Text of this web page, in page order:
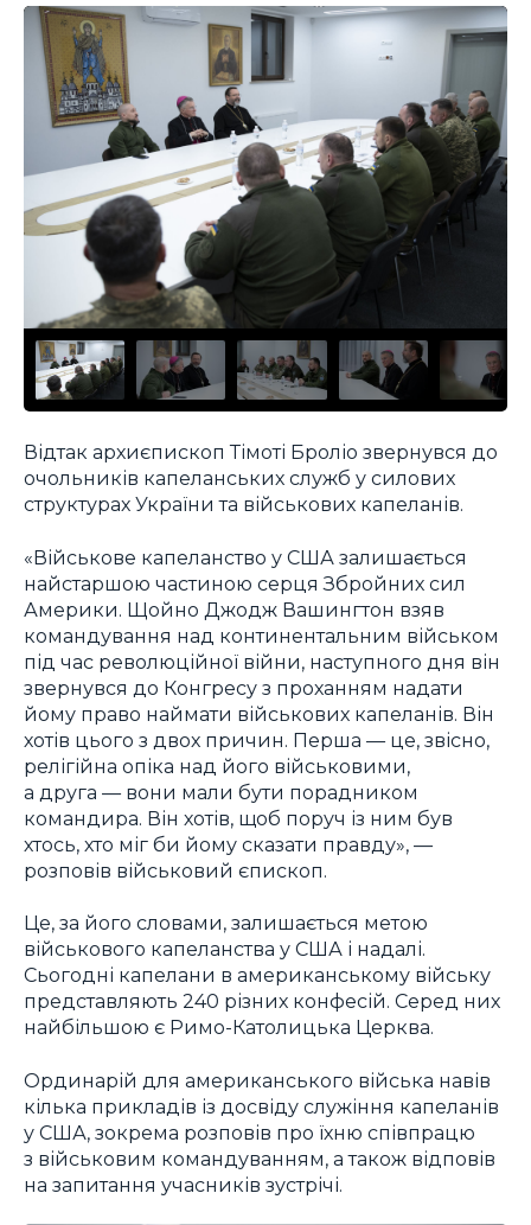
Відтак архиєпископ Тімоті Броліо звернувся до
очольників капеланських служб у силових
структурах України та військових капеланів.
«Військове капеланство у США залишається
найстаршою частиною серця Збройних сил
Америки. Щойно Джодж Вашингтон взяв
командування над континентальним військом
під час революційної війни, наступного дня він
звернувся до Конгресу з проханням надати
йому право наймати військових капеланів. Він
хотів цього з двох причин. Перша — це, звісно,
релігійна опіка над його військовими,
а друга — вони мали бути порадником
командира. Він хотів, щоб поруч із ним був
хтось, хто міг би йому сказати правду», —
розповів військовий єпископ.
Це, за його словами, залишається метою
військового капеланства у США і надалі.
Сьогодні капелани в американському війську
представляють 240 різних конфесій. Серед них
найбільшою є Римо-Католицька Церква.
Ординарій для американського війська навів
кілька прикладів із досвіду служіння капеланів
у США, зокрема розповів про їхню співпрацю
з військовим командуванням, а також відповів
на запитання учасників зустрічі.